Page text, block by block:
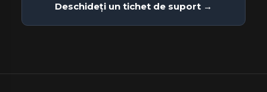
Deschideți un tichet de suport →